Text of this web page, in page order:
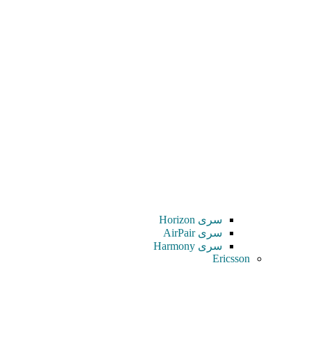
سری Horizon
سری AirPair
سری Harmony
Ericsson